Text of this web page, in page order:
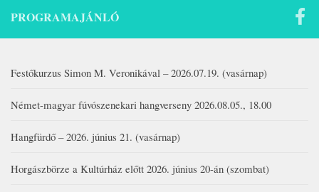
PROGRAMAJÁNLÓ
Festőkurzus Simon M. Veronikával – 2026.07.19. (vasárnap)
Német-magyar fúvószenekari hangverseny 2026.08.05., 18.00
Hangfürdő – 2026. június 21. (vasárnap)
Horgászbörze a Kultúrház előtt 2026. június 20-án (szombat)